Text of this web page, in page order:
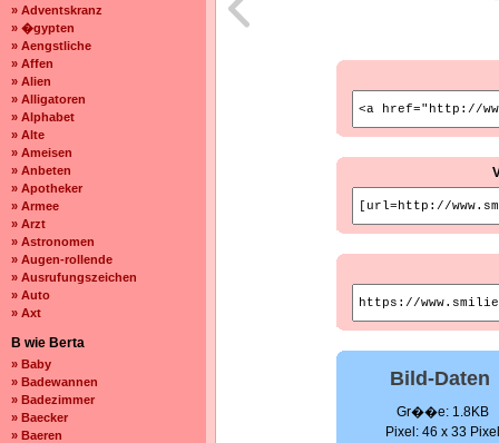
» Adventskranz
» �gypten
» Aengstliche
» Affen
» Alien
» Alligatoren
» Alphabet
» Alte
» Ameisen
» Anbeten
» Apotheker
» Armee
» Arzt
» Astronomen
» Augen-rollende
» Ausrufungszeichen
» Auto
» Axt
B wie Berta
» Baby
» Badewannen
» Badezimmer
» Baecker
» Baeren
Bild-Daten
Gr��e: 1.8KB
Pixel: 46 x 33